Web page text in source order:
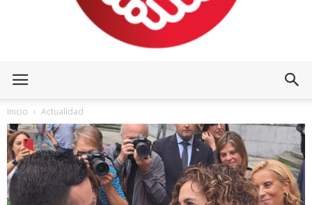
Inicio Actualidad